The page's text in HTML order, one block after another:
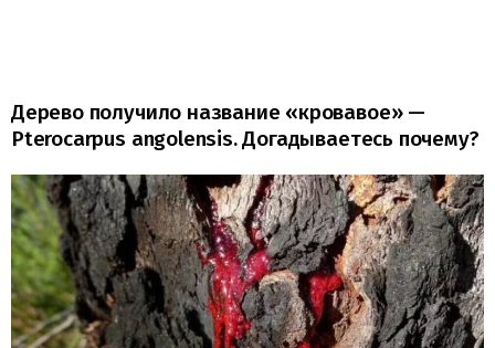
Дерево получило название «кровавое» —
Pterocarpus angolensis. Догадываетесь почему?